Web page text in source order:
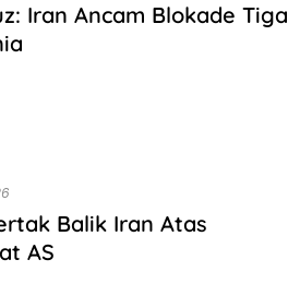
Iran Ancam Blokade Tiga
Balik Iran Atas
AS